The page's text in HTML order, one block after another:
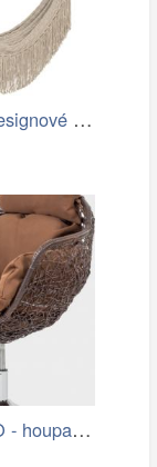
Ferm Living designové houpací sítě Path…
FaKOPA JOJO - houpací křeslo z ratanu…